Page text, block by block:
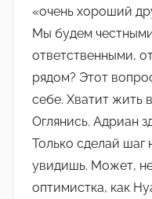
«очень хороший
Мы будем
ответственными,
рядом? Этот
себе. Хватит жить
Оглянись. Адриан
Только сделай шаг
увидишь. Может,
оптимистка, как